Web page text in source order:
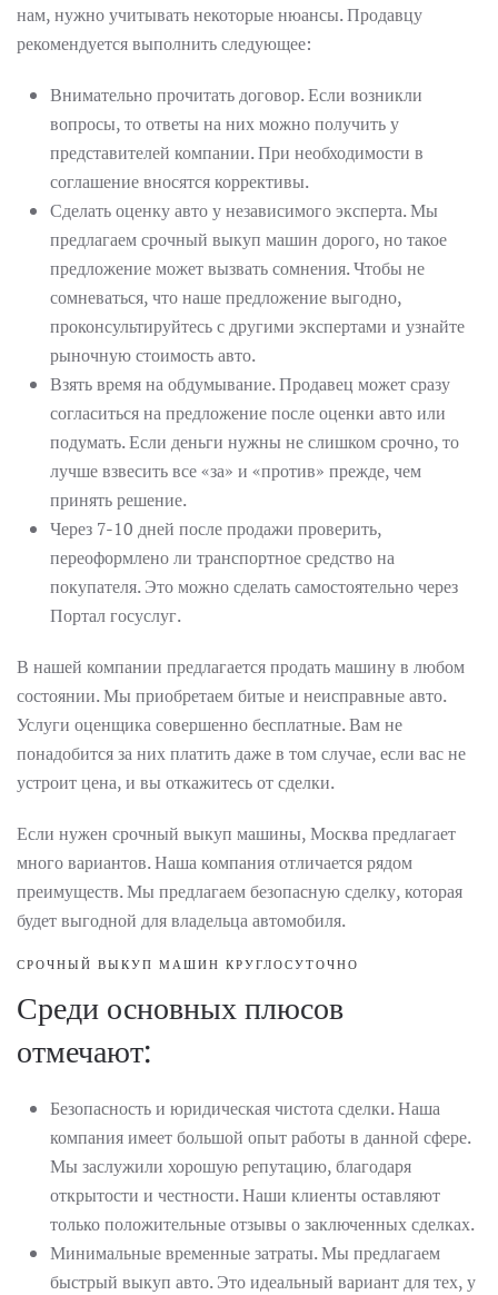
нам, нужно учитывать некоторые нюансы. Продавцу
рекомендуется выполнить следующее:
Внимательно прочитать договор. Если возникли
вопросы, то ответы на них можно получить у
представителей компании. При необходимости в
соглашение вносятся коррективы.
Сделать оценку авто у независимого эксперта. Мы
предлагаем срочный выкуп машин дорого, но такое
предложение может вызвать сомнения. Чтобы не
сомневаться, что наше предложение выгодно,
проконсультируйтесь с другими экспертами и узнайте
рыночную стоимость авто.
Взять время на обдумывание. Продавец может сразу
согласиться на предложение после оценки авто или
подумать. Если деньги нужны не слишком срочно, то
лучше взвесить все «за» и «против» прежде, чем
принять решение.
Через 7-10 дней после продажи проверить,
переоформлено ли транспортное средство на
покупателя. Это можно сделать самостоятельно через
Портал госуслуг.
В нашей компании предлагается продать машину в любом
состоянии. Мы приобретаем битые и неисправные авто.
Услуги оценщика совершенно бесплатные. Вам не
понадобится за них платить даже в том случае, если вас не
устроит цена, и вы откажитесь от сделки.
Если нужен срочный выкуп машины, Москва предлагает
много вариантов. Наша компания отличается рядом
преимуществ. Мы предлагаем безопасную сделку, которая
будет выгодной для владельца автомобиля.
СРОЧНЫЙ ВЫКУП МАШИН КРУГЛОСУТОЧНО
Среди основных плюсов
отмечают:
Безопасность и юридическая чистота сделки. Наша
компания имеет большой опыт работы в данной сфере.
Мы заслужили хорошую репутацию, благодаря
открытости и честности. Наши клиенты оставляют
только положительные отзывы о заключенных сделках.
Минимальные временные затраты. Мы предлагаем
быстрый выкуп авто. Это идеальный вариант для тех, у